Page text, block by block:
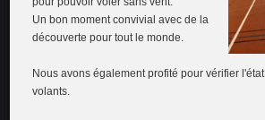
Un bon moment convivial avec de la
découverte pour tout le monde.
Nous avons également profité pour vérifier
volants.